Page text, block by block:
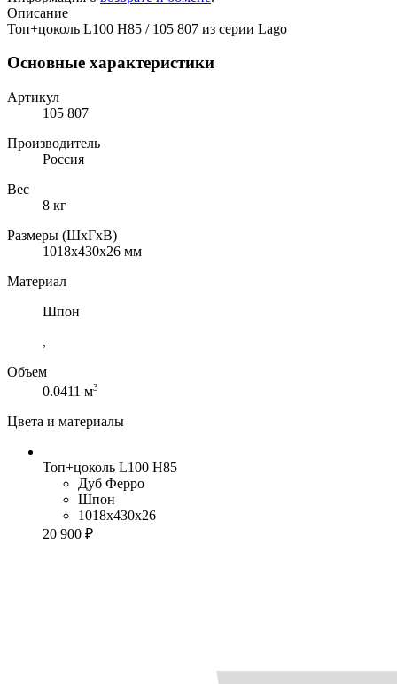
Описание
Топ+цоколь L100 H85 / 105 807 из серии Lago
Основные характеристики
Артикул
105 807
Производитель
Россия
Вес
8 кг
Размеры (ШхГхВ)
1018x430x26 мм
Материал
Шпон
,
Объем
0.0411 м3
Цвета и материалы
Топ+цоколь L100 H85
Дуб Ферро
Шпон
1018x430x26
20 900 ₽